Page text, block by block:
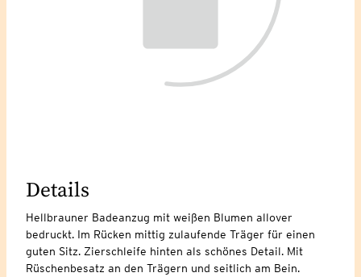
Details
Hellbrauner Badeanzug mit weißen Blumen allover
bedruckt. Im Rücken mittig zulaufende Träger für einen
guten Sitz. Zierschleife hinten als schönes Detail. Mit
Rüschenbesatz an den Trägern und seitlich am Bein.